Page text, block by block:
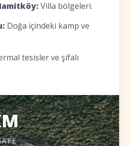
Villa bölgeleri.
Doğa içindeki kamp ve
tesisler ve şifalı